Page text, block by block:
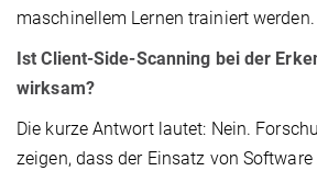
maschinellem Lernen trainiert werden.
Ist Client-Side-Scanning bei der
wirksam?
Die kurze Antwort lautet: Nein.
zeigen, dass der Einsatz von